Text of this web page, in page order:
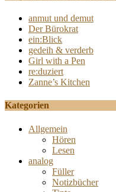
anmut und demut
Der Bürokrat
ein:Blick
gedeih & verderb
Girl with a Pen
re:duziert
Zanne’s Kitchen
Kategorien
Allgemein
Hören
Lesen
analog
Füller
Notizbücher